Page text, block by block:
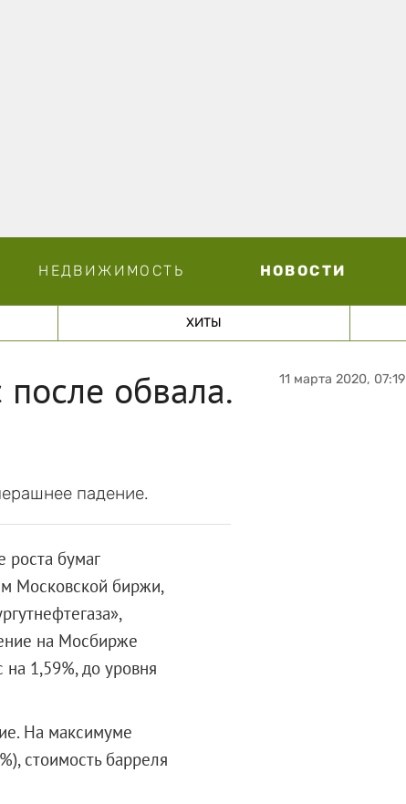
НЕДВИЖИМОСТЬ НОВОСТИ
ХИТЫ
обвала.
падение.
роста бумаг
Московской биржи,
на Мосбирже
1,59%, до уровня
На максимуме
стоимость барреля
11 марта 2020, 07:19